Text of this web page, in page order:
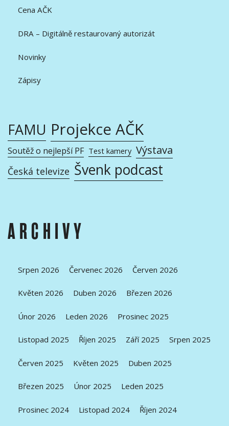
Cena AČK
DRA – Digitálně restaurovaný autorizát
Novinky
Zápisy
FAMU Projekce AČK
Soutěž o nejlepší PF Test kamery Výstava
Česká televize Švenk podcast
ARCHIVY
Srpen 2026 Červenec 2026 Červen 2026
Květen 2026 Duben 2026 Březen 2026
Únor 2026 Leden 2026 Prosinec 2025
Listopad 2025 Říjen 2025 Září 2025 Srpen 2025
Červen 2025 Květen 2025 Duben 2025
Březen 2025 Únor 2025 Leden 2025
Prosinec 2024 Listopad 2024 Říjen 2024